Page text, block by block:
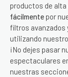
productos de
fácilmente por
filtros avanzados
utilizando
¡No dejes pasar
espectaculares
nuestras